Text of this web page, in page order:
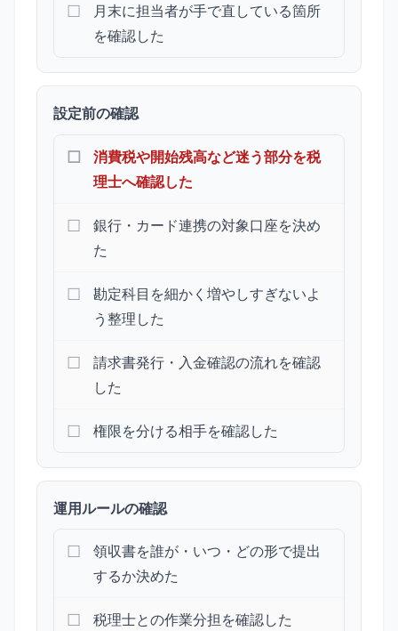
月末に担当者が手で直している箇所
を確認した
設定前の確認
消費税や開始残高など迷う部分を税
理士へ確認した
銀行・カード連携の対象口座を決め
た
勘定科目を細かく増やしすぎないよ
う整理した
請求書発行・入金確認の流れを確認
した
権限を分ける相手を確認した
運用ルールの確認
領収書を誰が・いつ・どの形で提出
するか決めた
税理士との作業分担を確認した